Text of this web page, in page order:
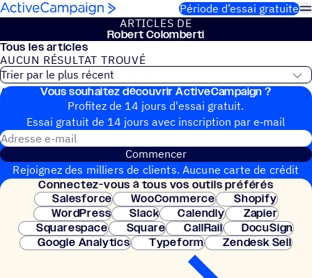
Passer au contenu
Période d’essai gratuite
ARTICLES DE
Robert Colom­berti
Tous les articles
AUCUN RÉSUL­TAT TROUVÉ
Aucun article de blog trouvé
Vous souhai­tez découvrir ActiveCampaign ?
Profitez de 14 jours d'essai gratuit.
Essai gratuit de 14 jours avec inscrip­tion par e‑mail
Commencer
Rejoignez des milliers de clients. Aucune carte de crédit
nécessaire. Configuration instantanée.
Connec­tez-vous à tous vos outils préférés
Salesforce
WooCommerce
Shopify
WordPress
Slack Calendly
Zapier
Squarespace
Square CallRail
DocuSign
Google Analytics
Typeform Zendesk Sell